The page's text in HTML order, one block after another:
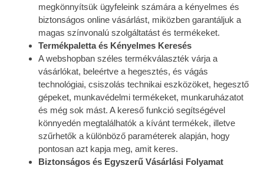
megkönnyítsük ügyfeleink számára a kényelmes és
biztonságos online vásárlást, miközben garantáljuk a
magas színvonalú szolgáltatást és termékeket.
Termékpaletta és Kényelmes Keresés
A webshopban széles termékválaszték várja a
vásárlókat, beleértve a hegesztés, és vágás
technológiai, csiszolás technikai eszközöket, hegesztő
gépeket, munkavédelmi termékeket, munkaruházatot
és még sok mást. A kereső funkció segítségével
könnyedén megtalálhatók a kívánt termékek, illetve
szűrhetők a különböző paraméterek alapján, hogy
pontosan azt kapja meg, amit keres.
Biztonságos és Egyszerű Vásárlási Folyamat